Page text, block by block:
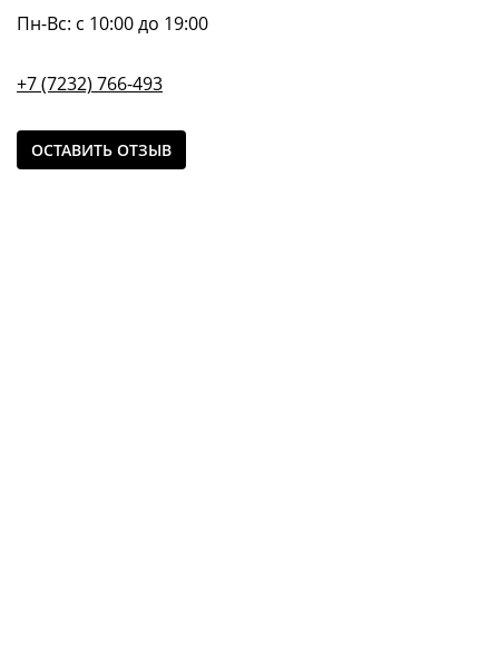
Пн-Вс: с 10:00 до 19:00
+7 (7232) 766-493
ОСТАВИТЬ ОТЗЫВ